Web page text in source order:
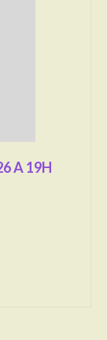
A 19H